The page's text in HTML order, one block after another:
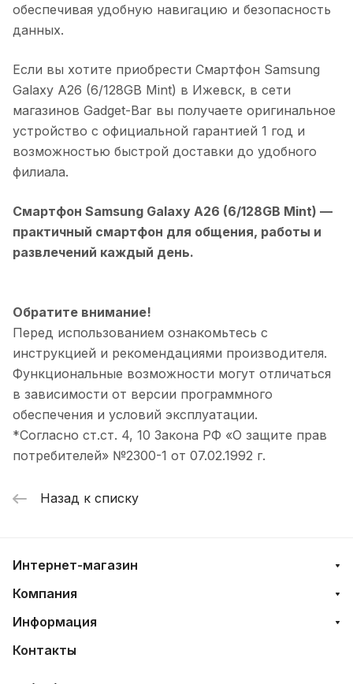
обеспечивая удобную навигацию и безопасность
данных.
Если вы хотите приобрести Смартфон Samsung
Galaxy A26 (6/128GB Mint) в Ижевск, в сети
магазинов Gadget-Bar вы получаете оригинальное
устройство с официальной гарантией 1 год и
возможностью быстрой доставки до удобного
филиала.
Смартфон Samsung Galaxy A26 (6/128GB Mint) —
практичный смартфон для общения, работы и
развлечений каждый день.
Обратите внимание!
Перед использованием ознакомьтесь с
инструкцией и рекомендациями производителя.
Функциональные возможности могут отличаться
в зависимости от версии программного
обеспечения и условий эксплуатации.
*Согласно ст.ст. 4, 10 Закона РФ «О защите прав
потребителей» №2300-1 от 07.02.1992 г.
Назад к списку
Интернет-магазин
Компания
Информация
Контакты